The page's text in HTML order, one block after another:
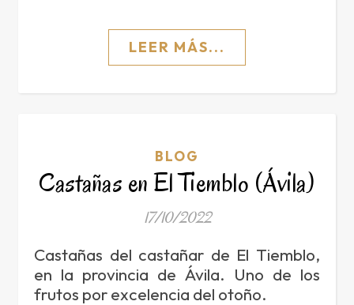
LEER MÁS...
BLOG
Castañas en El Tiemblo (Ávila)
17/10/2022
Castañas del castañar de El Tiemblo,
en la provincia de Ávila. Uno de los
frutos por excelencia del otoño.